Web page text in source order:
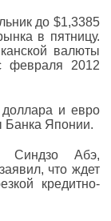
до $1,3385
в пятницу.
валюты
февраля 2012
доллара и евро
Банка Японии.
Синдзо Абэ,
что ждет
кредитно-